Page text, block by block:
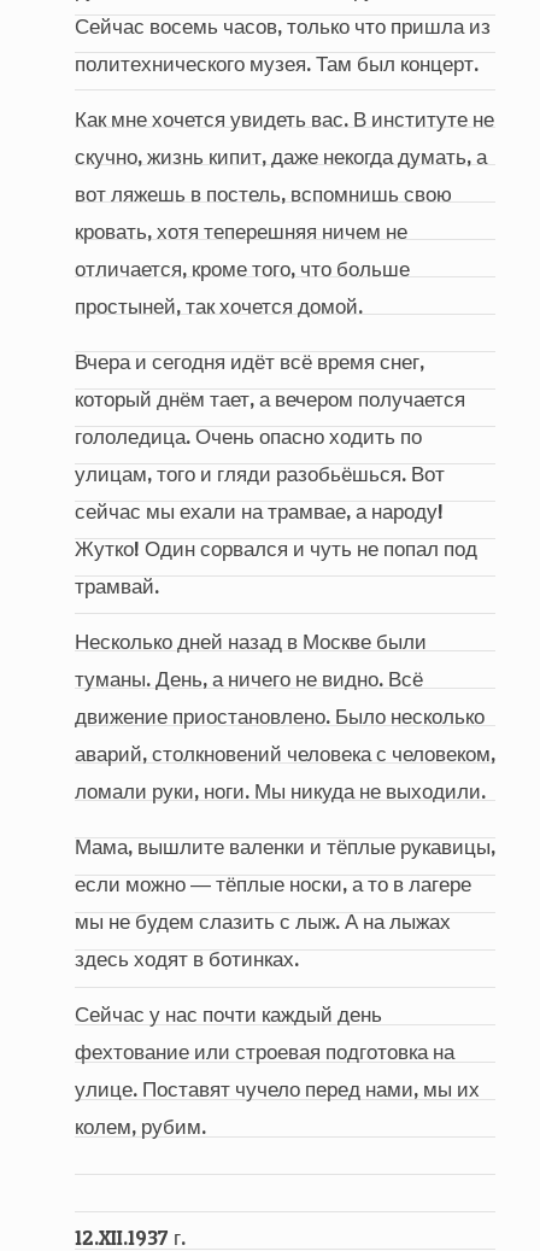
Сейчас восемь часов, только что пришла из
политехнического музея. Там был концерт.
Как мне хочется увидеть вас. В институте не
скучно, жизнь кипит, даже некогда думать, а
вот ляжешь в постель, вспомнишь свою
кровать, хотя теперешняя ничем не
отличается, кроме того, что больше
простыней, так хочется домой.
Вчера и сегодня идёт всё время снег,
который днём тает, а вечером получается
гололедица. Очень опасно ходить по
улицам, того и гляди разобьёшься. Вот
сейчас мы ехали на трамвае, а народу!
Жутко! Один сорвался и чуть не попал под
трамвай.
Несколько дней назад в Москве были
туманы. День, а ничего не видно. Всё
движение приостановлено. Было несколько
аварий, столкновений человека с человеком,
ломали руки, ноги. Мы никуда не выходили.
Мама, вышлите валенки и тёплые рукавицы,
если можно ― тёплые носки, а то в лагере
мы не будем слазить с лыж. А на лыжах
здесь ходят в ботинках.
Сейчас у нас почти каждый день
фехтование или строевая подготовка на
улице. Поставят чучело перед нами, мы их
колем, рубим.
12.XII.1937 г.